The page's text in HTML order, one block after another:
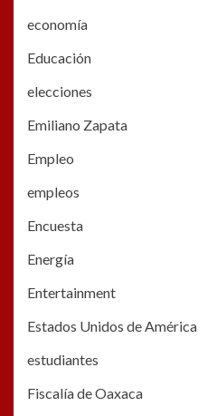
economía
Educación
elecciones
Emiliano Zapata
Empleo
empleos
Encuesta
Energía
Entertainment
Estados Unidos de América
estudiantes
Fiscalía de Oaxaca